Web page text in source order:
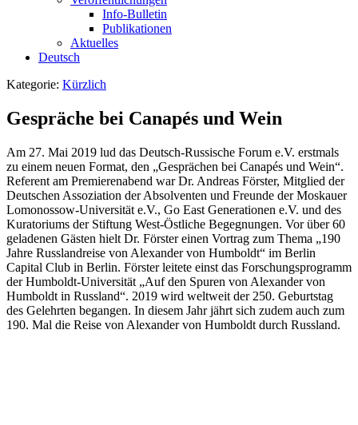
Info-Bulletin
Publikationen
Aktuelles
Deutsch
Kategorie: Kürzlich
Gespräche bei Canapés und Wein
Am 27. Mai 2019 lud das Deutsch-Russische Forum e.V. erstmals
zu einem neuen Format, den „Gesprächen bei Canapés und Wein“.
Referent am Premierenabend war Dr. Andreas Förster, Mitglied der
Deutschen Assoziation der Absolventen und Freunde der Moskauer
Lomonossow-Universität e.V., Go East Generationen e.V. und des
Kuratoriums der Stiftung West-Östliche Begegnungen. Vor über 60
geladenen Gästen hielt Dr. Förster einen Vortrag zum Thema „190
Jahre Russlandreise von Alexander von Humboldt“ im Berlin
Capital Club in Berlin. Förster leitete einst das Forschungsprogramm
der Humboldt-Universität „Auf den Spuren von Alexander von
Humboldt in Russland“. 2019 wird weltweit der 250. Geburtstag
des Gelehrten begangen. In diesem Jahr jährt sich zudem auch zum
190. Mal die Reise von Alexander von Humboldt durch Russland.